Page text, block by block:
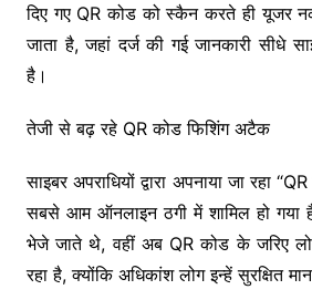
दिए गए QR कोड को स्कैन करते ही यूजर
जाता है, जहां दर्ज की गई जानकारी सीधे
है।
तेजी से बढ़ रहे QR कोड फिशिंग अटैक
साइबर अपराधियों द्वारा अपनाया जा रहा
सबसे आम ऑनलाइन ठगी में शामिल हो गया
भेजे जाते थे, वहीं अब QR कोड के जरिए
रहा है, क्योंकि अधिकांश लोग इन्हें सुरक्षित